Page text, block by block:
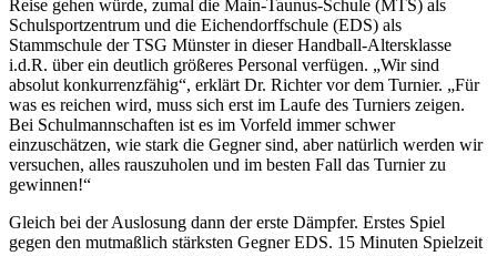
Reise gehen würde, zumal die Main-Taunus-Schule (MTS) als
Schulsportzentrum und die Eichendorffschule (EDS) als
Stammschule der TSG Münster in dieser Handball-Altersklasse
i.d.R. über ein deutlich größeres Personal verfügen. „Wir sind
absolut konkurrenzfähig“, erklärt Dr. Richter vor dem Turnier. „Für
was es reichen wird, muss sich erst im Laufe des Turniers zeigen.
Bei Schulmannschaften ist es im Vorfeld immer schwer
einzuschätzen, wie stark die Gegner sind, aber natürlich werden wir
versuchen, alles rauszuholen und im besten Fall das Turnier zu
gewinnen!“
Gleich bei der Auslosung dann der erste Dämpfer. Erstes Spiel
gegen den mutmaßlich stärksten Gegner EDS. 15 Minuten Spielzeit